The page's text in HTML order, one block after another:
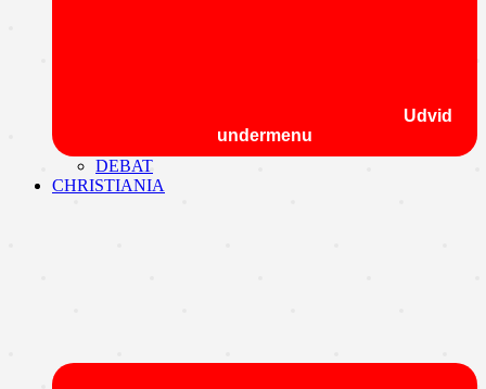
Udvid
undermenu
DEBAT
CHRISTIANIA